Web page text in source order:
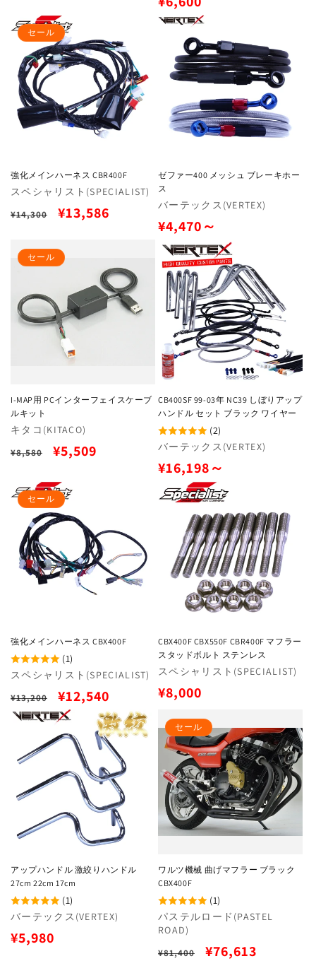
格
元:
常
セール
強化メインハーネス CBR400F
販
元:
スペシャリスト(SPECIALIST)
通
価
¥14,300
セ
ル
格
¥13,586
ゼファー400 メッシュ ブレーキホー
ス
販
売
元:
バーテックス(VERTEX)
通
常
価
格
¥4,470～
セール
I-MAP用 PCインターフェイスケーブ
ルキット
販
元:
キタコ(KITACO)
通
価
格
¥8,580
セ
ル
価
¥5,509
CB400SF 99-03年 NC39 しぼりアップ
ハンドル セット ブラック ワイヤー
(2)
販
売
元:
バーテックス(VERTEX)
通
常
¥16,198～
セール
強化メインハーネス CBX400F
(1)
販
元:
スペシャリスト(SPECIALIST)
通
常
格
¥13,200
セ
ー
ル
格
¥12,540
CBX400F CBX550F CBR400F マフラー
スタッドボルト ステンレス
販
売
元:
スペシャリスト(SPECIALIST)
通
価
格
¥8,000
アップハンドル 激絞りハンドル
27cm 22cm 17cm
(1)
販
売
元:
バーテックス(VERTEX)
通
¥5,980
セール
ワルツ機械 曲げマフラー ブラック
CBX400F
(1)
販
売
元:
パステルロード(PASTEL
ROAD)
通
¥81,400
セ
¥76,613